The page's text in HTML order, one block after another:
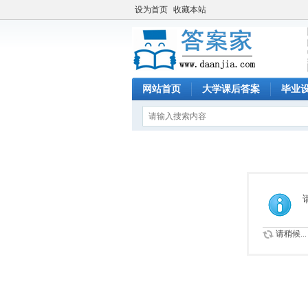
设为首页 收藏本站
网站首页 大学课后答案 毕业
请稍候...